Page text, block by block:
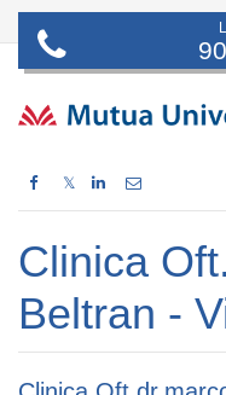
𝕏
Clinica
Beltran -